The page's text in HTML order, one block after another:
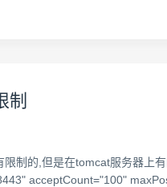
制
制的,但是在tomcat服务器
acceptCount="100"